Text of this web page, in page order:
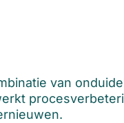
van